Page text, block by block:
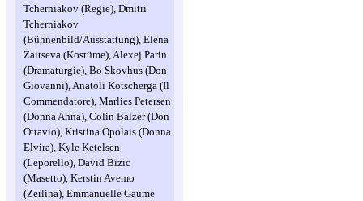
Tcherniakov (Regie), Dmitri
Tcherniakov
(Bühnenbild/Ausstattung), Elena
Zaitseva (Kostüme), Alexej Parin
(Dramaturgie), Bo Skovhus (Don
Giovanni), Anatoli Kotscherga (Il
Commendatore), Marlies Petersen
(Donna Anna), Colin Balzer (Don
Ottavio), Kristina Opolais (Donna
Elvira), Kyle Ketelsen
(Leporello), David Bizic
(Masetto), Kerstin Avemo
(Zerlina), Emmanuelle Gaume